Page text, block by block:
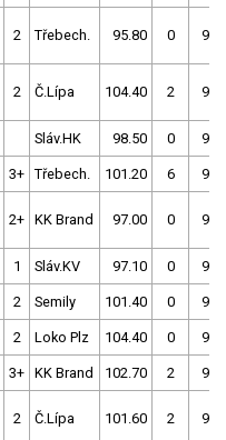
2 Třebech. 95.80 0
2 Č.Lípa 104.40 2
Sláv.HK 98.50 0
3+ Třebech. 101.20 6
2+ KK Brand 97.00 0
1 Sláv.KV 97.10 0
2 Semily 101.40 0
2 Loko Plz 104.40 0
3+ KK Brand 102.70 2
2 Č.Lípa 101.60 2